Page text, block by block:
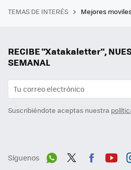
TEMAS DE INTERÉS Mejores
RECIBE "Xatakaletter",
SEMANAL
Suscribiéndote aceptas nuestra
Síguenos